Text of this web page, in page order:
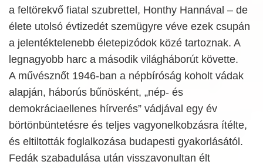
a feltörekvő fiatal szubrettel, Honthy Hannával – de
élete utolsó évtizedét szemügyre véve ezek csupán
a jelentéktelenebb életepizódok közé tartoznak. A
legnagyobb harc a második világháborút követte.
A művésznőt 1946-ban a népbíróság koholt vádak
alapján, háborús bűnösként, „nép- és
demokráciaellenes hírverés” vádjával egy év
börtönbüntetésre és teljes vagyonelkobzásra ítélte,
és eltiltották foglalkozása budapesti gyakorlásától.
Fedák szabadulása után visszavonultan élt